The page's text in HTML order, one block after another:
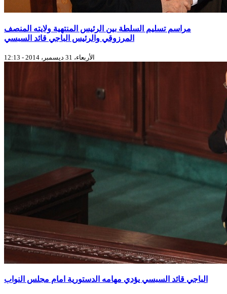
مراسم تسليم السلطة بين الرئيس المنتهية ولايته المنصف
المرزوقي والرئيس الباجي قائد السبسي
الأربعاء، 31 ديسمبر، 2014 - 12:13
الباجي قائد السبسي يؤدي مهامه الدستورية امام مجلس النواب